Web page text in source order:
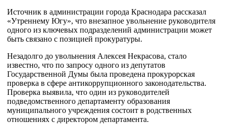
Источник в администрации города Краснодара рассказал
«Утреннему Югу», что внезапное увольнение руководителя
одного из ключевых подразделений администрации может
быть связано с позицией прокуратуры.
Незадолго до увольнения Алексея Некрасова, стало
известно, что по запросу одного из депутатов
Государственной Думы была проведена прокурорская
проверка в сфере антикоррупционного законодательства.
Проверка выявила, что один из руководителей
подведомственного департаменту образования
муниципального учреждения состоит в родственных
отношениях с директором департамента.